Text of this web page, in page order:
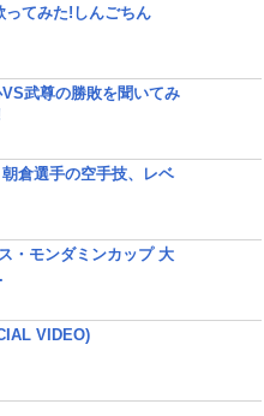
てみた!しんごちん
VS武尊の勝敗を聞いてみ
倉選手の空手技、レベ
・モンダミンカップ 大
VIDEO)